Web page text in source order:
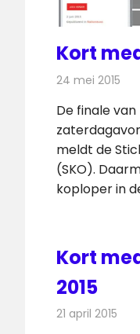
Kort
24 mei 2015
De finale
meldt de
(SKO).
koploper in
Kort
2015
21 april 2015